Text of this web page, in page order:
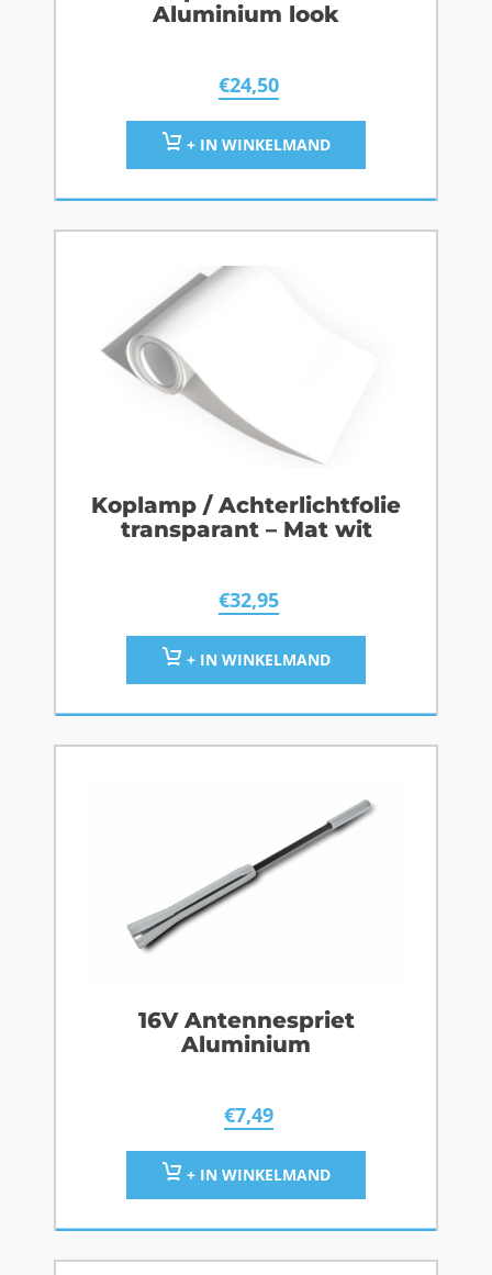
Aluminium look
€24,50
+ IN WINKELMAND
Koplamp / Achterlichtfolie
transparant – Mat wit
€32,95
+ IN WINKELMAND
16V Antennespriet
Aluminium
€7,49
+ IN WINKELMAND